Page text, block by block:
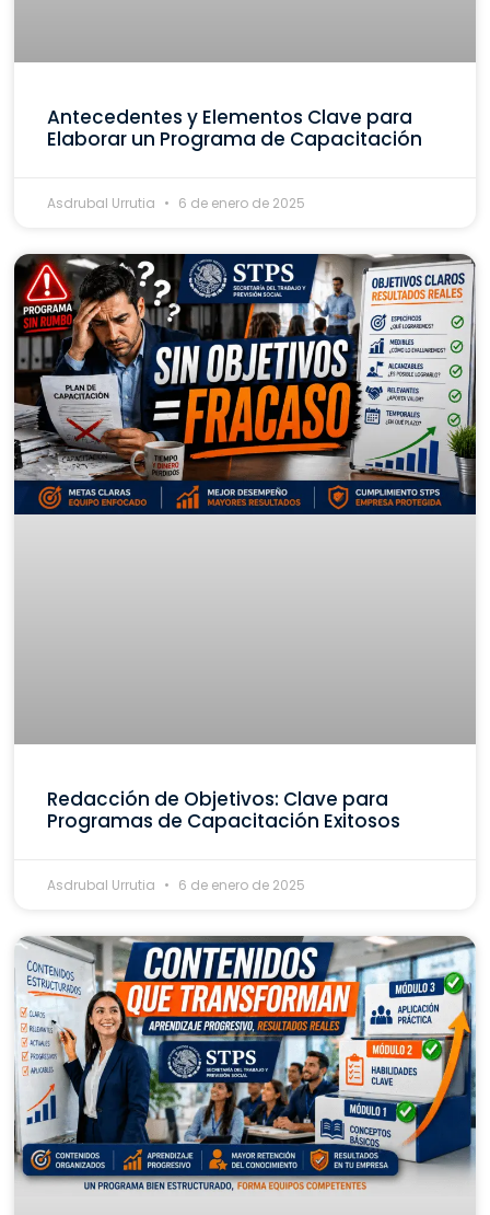
Antecedentes y Elementos Clave para
Elaborar un Programa de Capacitación
Asdrubal Urrutia 6 de enero de 2025
Redacción de Objetivos: Clave para
Programas de Capacitación Exitosos
Asdrubal Urrutia 6 de enero de 2025